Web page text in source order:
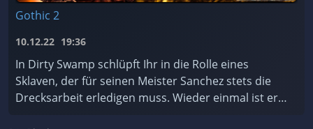
Gothic 2
10.12.22 19:36
In Dirty Swamp schlüpft Ihr in die Rolle eines
Sklaven, der für seinen Meister Sanchez stets die
Drecksarbeit erledigen muss. Wieder einmal ist er